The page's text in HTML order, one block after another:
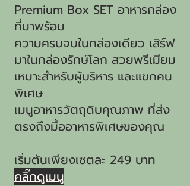
Premium Box SET อาหารกล่อง
ที่มาพร้อม
ความครบจบในกล่องเดียว เสิร์ฟ
มาในกล่องรักษ์โลก สวยพรีเมียม
เหมาะสำหรับผู้บริหาร และแขกคน
พิเศษ ​​ ​​​
เมนูอาหารวัตถุดิบคุณภาพ ที่ส่ง
ตรงถึงมื้ออาหารพิเศษของคุณ
เริ่มต้นเพียงเซตละ 249 บาท
คลิ๊กดูเมนู